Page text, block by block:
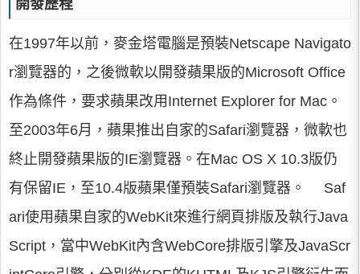
開發歷程
在1997年以前，麥金塔電腦是預裝Netscape Navigato
r瀏覽器的，之後微軟以開發蘋果版的Microsoft Office
作為條件，要求蘋果改用Internet Explorer for Mac。
至2003年6月，蘋果推出自家的Safari瀏覽器，微軟也
終止開發蘋果版的IE瀏覽器。在Mac OS X 10.3版仍
有保留IE，至10.4版蘋果僅預裝Safari瀏覽器。 Saf
ari使用蘋果自家的WebKit來進行網頁排版及執行Java
Script，當中WebKit內含WebCore排版引擎及JavaScr